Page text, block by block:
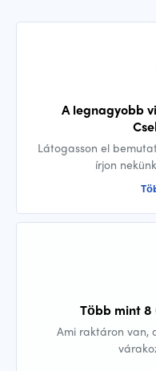
A legnagyobb
Látogasson el
írjon
Több mint
Ami raktáron van,